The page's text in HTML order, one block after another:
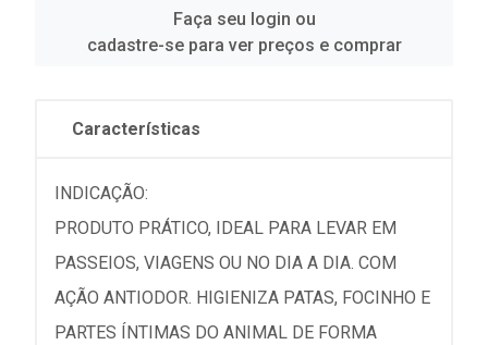
Faça seu login ou
cadastre-se para ver preços e comprar
Características
INDICAÇÃO:
PRODUTO PRÁTICO, IDEAL PARA LEVAR EM
PASSEIOS, VIAGENS OU NO DIA A DIA. COM
AÇÃO ANTIODOR. HIGIENIZA PATAS, FOCINHO E
PARTES ÍNTIMAS DO ANIMAL DE FORMA